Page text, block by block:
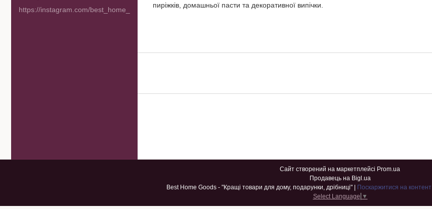
пиріжків, домашньої пасти та декоративної випічки.
https://instagram.com/best_home_goods
Сайт створений на маркетплейсі Prom.ua
Продавець на Bigl.ua
Best Home Goods - "Кращі товари для дому, подарунки, дрібниці" | Поскаржитися на контент
Select Language ▼